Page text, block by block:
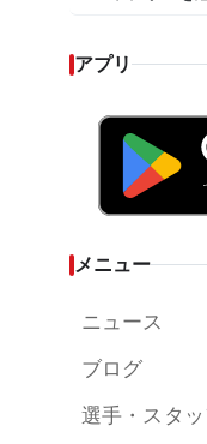
アプリ
メニュー
ニュース
ブログ
選手・スタッ